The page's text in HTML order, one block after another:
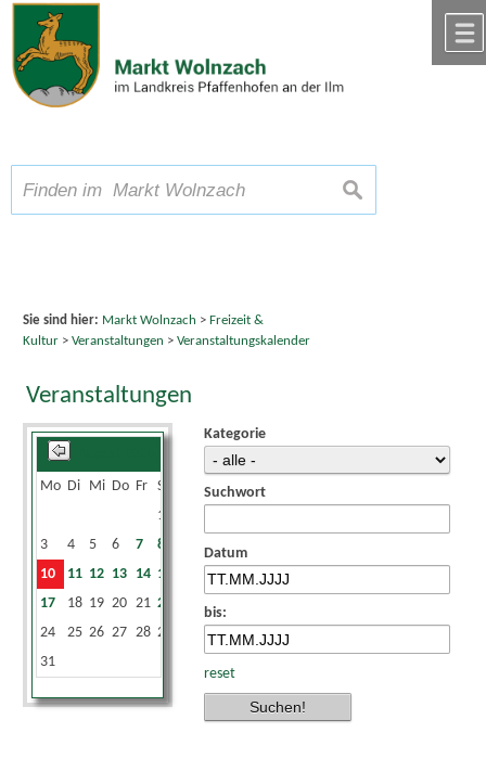
Zum Inhalt,zur Navigation
Schriftgröße A A A suchen
Sie sind hier: Markt Wolnzach > Freizeit &
Kultur> Veranstaltungen > Veranstaltungskalender
Veranstaltungen
Mo Di Mi Do Fr Sa
1
3
4 5 6 7 8
10
11 12 13 14 15
17
18 19 20 21 22
24
25 26 27 28 29
31
Kategorie
Suchwort
Datum
bis:
reset